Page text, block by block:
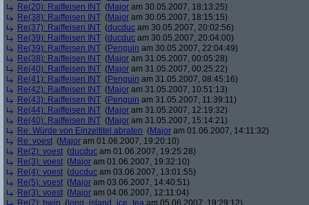
Re(20): Raiffeisen INT (Major am 30.05.2007, 18:13:25)
Re(38): Raiffeisen INT (Major am 30.05.2007, 18:15:15)
Re(37): Raiffeisen INT (ducduc am 30.05.2007, 20:02:56)
Re(39): Raiffeisen INT (ducduc am 30.05.2007, 20:04:00)
Re(39): Raiffeisen INT (Penguin am 30.05.2007, 22:04:49)
Re(38): Raiffeisen INT (Major am 31.05.2007, 00:05:28)
Re(40): Raiffeisen INT (Major am 31.05.2007, 00:25:22)
Re(41): Raiffeisen INT (Penguin am 31.05.2007, 08:45:16)
Re(42): Raiffeisen INT (Major am 31.05.2007, 10:51:13)
Re(43): Raiffeisen INT (Penguin am 31.05.2007, 11:39:11)
Re(44): Raiffeisen INT (Major am 31.05.2007, 12:19:32)
Re(40): Raiffeisen INT (Major am 31.05.2007, 15:14:21)
Re: Würde von Einzeltitel abraten (Major am 01.06.2007, 14:11:32)
Re: voest (Major am 01.06.2007, 19:20:10)
Re(2): voest (ducduc am 01.06.2007, 19:25:28)
Re(3): voest (Major am 01.06.2007, 19:32:10)
Re(4): voest (ducduc am 03.06.2007, 13:01:55)
Re(5): voest (Major am 03.06.2007, 14:40:51)
Re(3): voest (Major am 04.06.2007, 12:11:04)
Re(7): bwin ( long_island_ice_tea am 05.06.2007, 19:29:12)